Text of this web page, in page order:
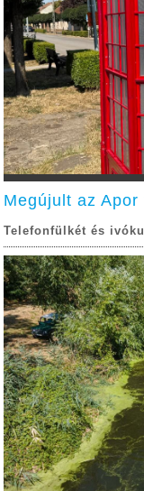
Megújult az Apor
Telefonfülkét és